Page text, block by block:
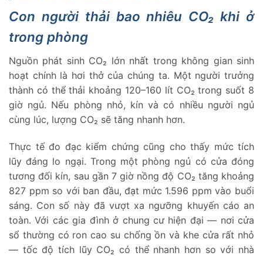
Con người thải bao nhiêu CO₂ khi ở
trong phòng
Nguồn phát sinh CO₂ lớn nhất trong không gian sinh
hoạt chính là hơi thở của chúng ta. Một người trưởng
thành có thể thải khoảng 120–160 lít CO₂ trong suốt 8
giờ ngủ. Nếu phòng nhỏ, kín và có nhiều người ngủ
cùng lúc, lượng CO₂ sẽ tăng nhanh hơn.
Thực tế đo đạc kiểm chứng cũng cho thấy mức tích
lũy đáng lo ngại. Trong một phòng ngủ có cửa đóng
tương đối kín, sau gần 7 giờ nồng độ CO₂ tăng khoảng
827 ppm so với ban đầu, đạt mức 1.596 ppm vào buổi
sáng. Con số này đã vượt xa ngưỡng khuyến cáo an
toàn. Với các gia đình ở chung cư hiện đại — nơi cửa
sổ thường có ron cao su chống ồn và khe cửa rất nhỏ
— tốc độ tích lũy CO₂ có thể nhanh hơn so với nhà